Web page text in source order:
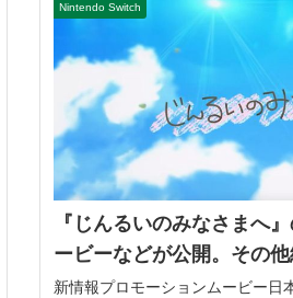
Nintendo Switch
『じんるいのみなさまへ
ービーなどが公開。その
新情報プロモーションムービー日